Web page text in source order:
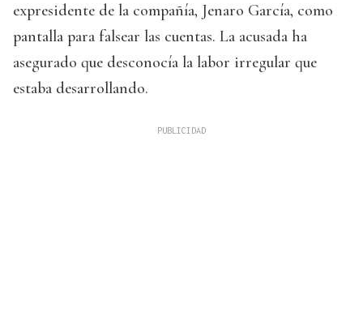
expresidente de la compañía, Jenaro García, como
pantalla para falsear las cuentas. La acusada ha
asegurado que desconocía la labor irregular que
estaba desarrollando.